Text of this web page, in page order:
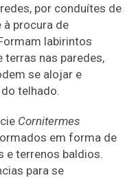
por conduítes de
à procura de
labirintos
terras nas paredes,
se alojar e
telhado.
Cornitermes
em forma de
e terrenos baldios.
para se